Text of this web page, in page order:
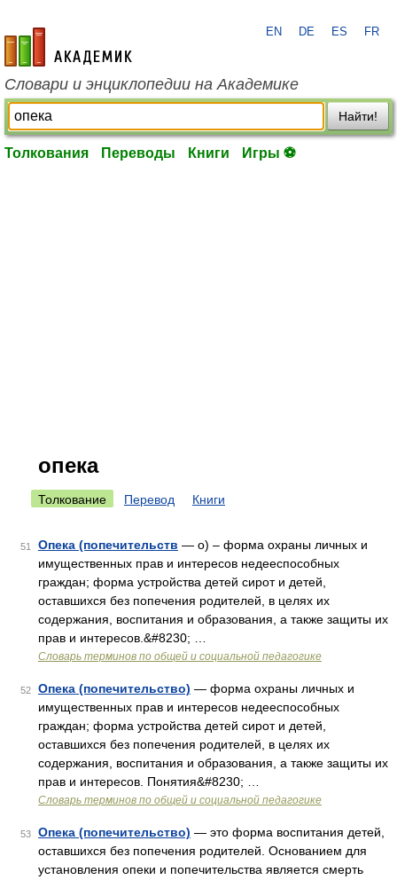
academic.ru
EN DE ES FR
Словари и энциклопедии на Академике
Найти!
Толкования Переводы Книги Игры ⚽
опека
Толкование Перевод Книги
51 Опека (попечительств — о) – форма охраны личных и
имущественных прав и интересов недееспособных
граждан; форма устройства детей сирот и детей,
оставшихся без попечения родителей, в целях их
содержания, воспитания и образования, а также защиты их
прав и интересов.&#8230; …
Словарь терминов по общей и социальной педагогике
52 Опека (попечительство) — форма охраны личных и
имущественных прав и интересов недееспособных
граждан; форма устройства детей сирот и детей,
оставшихся без попечения родителей, в целях их
содержания, воспитания и образования, а также защиты их
прав и интересов. Понятия&#8230; …
Словарь терминов по общей и социальной педагогике
53 Опека (попечительство) — это форма воспитания детей,
оставшихся без попечения родителей. Основанием для
установления опеки и попечительства является смерть